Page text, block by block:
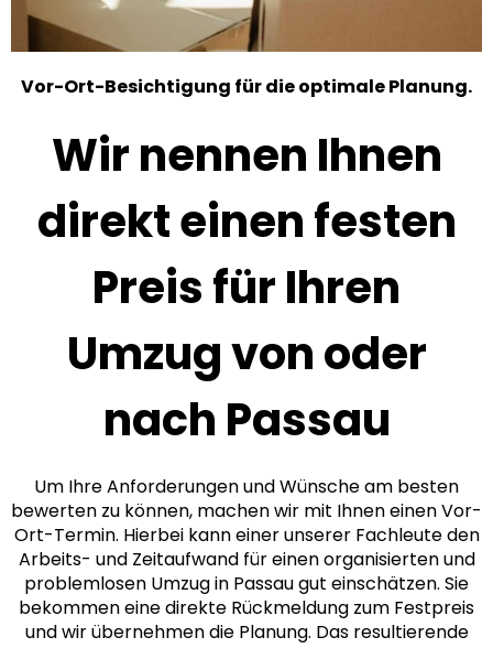
Vor-Ort-Besichtigung für die optimale Planung.
Wir nennen Ihnen
direkt einen festen
Preis für Ihren
Umzug von oder
nach Passau
Um Ihre Anforderungen und Wünsche am besten
bewerten zu können, machen wir mit Ihnen einen Vor-
Ort-Termin. Hierbei kann einer unserer Fachleute den
Arbeits- und Zeitaufwand für einen organisierten und
problemlosen Umzug in Passau gut einschätzen. Sie
bekommen eine direkte Rückmeldung zum Festpreis
und wir übernehmen die Planung. Das resultierende